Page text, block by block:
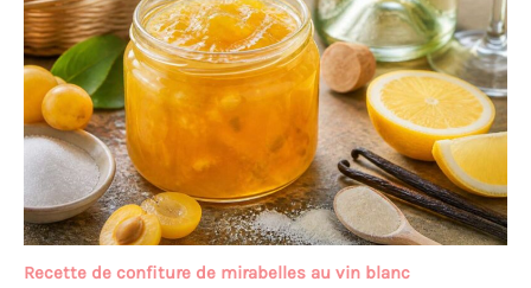
Recette de confiture de mirabelles au vin blanc